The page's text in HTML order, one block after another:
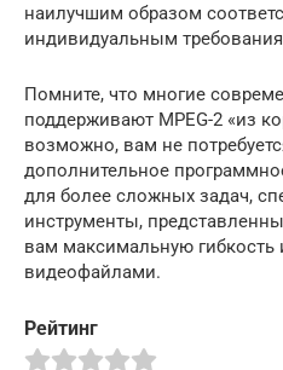
наилучшим образом
индивидуальным
Помните, что многие
поддерживают MPEG-2 «из
возможно, вам не
дополнительное
для более сложных задач,
инструменты,
вам максимальную
видеофайлами.
Рейтинг